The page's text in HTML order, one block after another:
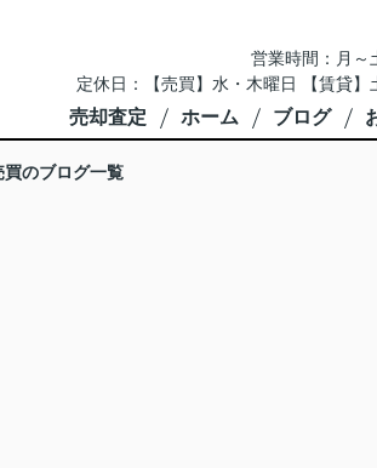
営業時間：月～
定休日：【売買】水・木曜日 【賃貸
売却査定 ホーム ブログ
買のブログ一覧